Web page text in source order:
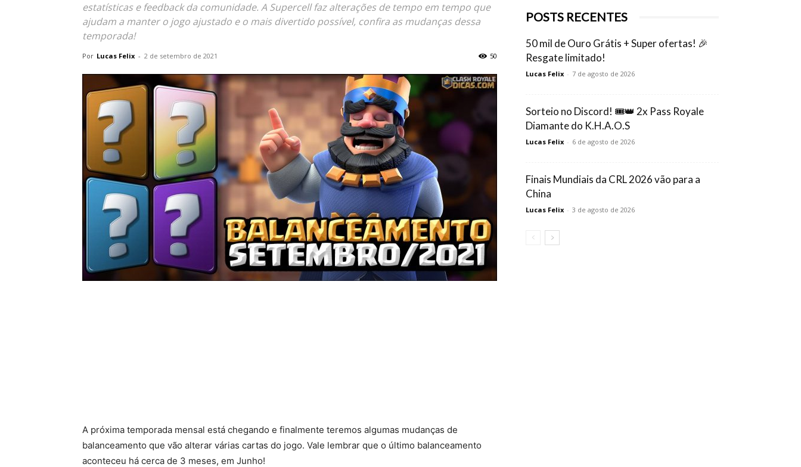
estatísticas e feedback da comunidade. A Supercell faz alterações de tempo em tempo que
ajudam a manter o jogo ajustado e o mais divertido possível, confira as mudanças dessa
temporada!
Por Lucas Felix - 2 de setembro de 2021 50
A próxima temporada mensal está chegando e finalmente teremos algumas mudanças de
balanceamento que vão alterar várias cartas do jogo. Vale lembrar que o último balanceamento
aconteceu há cerca de 3 meses, em Junho!
POSTS RECENTES
50 mil de Ouro Grátis + Super ofertas! 🎉
Resgate limitado!
Lucas Felix - 7 de agosto de 2026
Sorteio no Discord! 🎟️👑 2x Pass Royale
Diamante do K.H.A.O.S
Lucas Felix - 6 de agosto de 2026
Finais Mundiais da CRL 2026 vão para a
China
Lucas Felix - 3 de agosto de 2026